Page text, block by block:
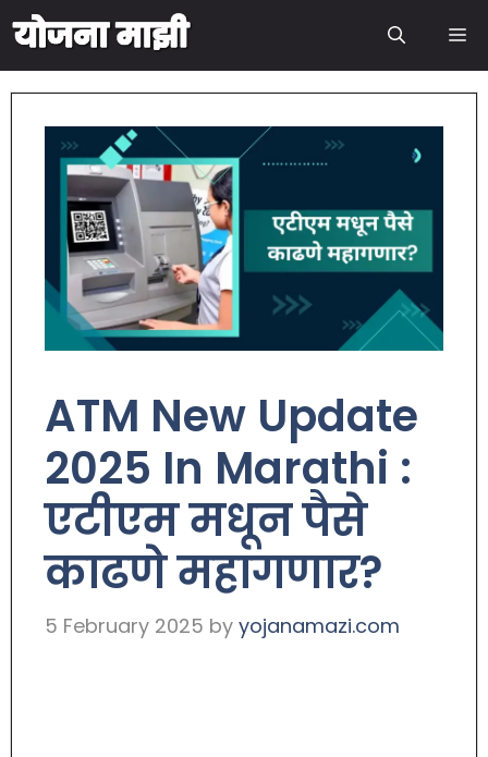
ATM New Update
2025 In Marathi :
एटीएम मधून पैसे
काढणे महागणार?
5 February 2025 by yojanamazi.com